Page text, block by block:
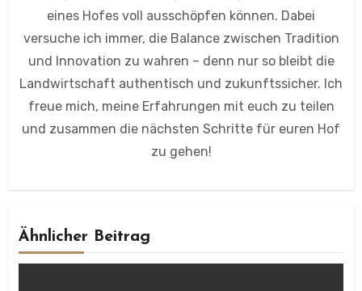
eines Hofes voll ausschöpfen können. Dabei
versuche ich immer, die Balance zwischen Tradition
und Innovation zu wahren – denn nur so bleibt die
Landwirtschaft authentisch und zukunftssicher. Ich
freue mich, meine Erfahrungen mit euch zu teilen
und zusammen die nächsten Schritte für euren Hof
zu gehen!
Ähnlicher Beitrag